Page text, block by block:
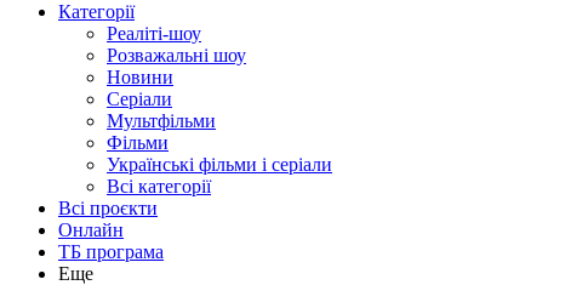
Категорії
Реаліті-шоу
Розважальні шоу
Новини
Серіали
Мультфільми
Фільми
Українські фільми і серіали
Всі категорії
Всі проєкти
Онлайн
ТБ програма
Еще